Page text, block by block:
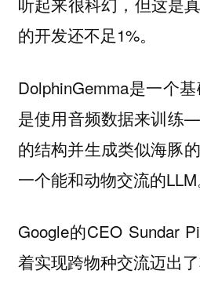
的开发还不足1%。
DolphinGemma是一个
是使用音频数据来训练
的结构并生成类似海豚
一个能和动物交流的LLM
Google的CEO Sundar
着实现跨物种交流迈出了